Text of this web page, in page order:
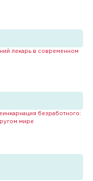
лекарь в современном
безработного:
мире